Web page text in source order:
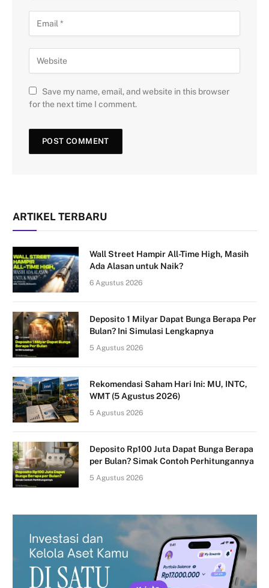
Save my name, email, and website in this browser
for the next time I comment.
ARTIKEL TERBARU
Wall Street Hampir All-Time High, Masih
Ada Alasan untuk Naik?
6 Agustus 2026
Deposito 1 Milyar Dapat Bunga Berapa Per
Bulan? Ini Simulasi Lengkapnya
5 Agustus 2026
Rekomendasi Saham Hari Ini: MU, INTC,
WMT (5 Agustus 2026)
5 Agustus 2026
Deposito Rp100 Juta Dapat Bunga Berapa
per Bulan? Simak Contoh Perhitungannya
5 Agustus 2026